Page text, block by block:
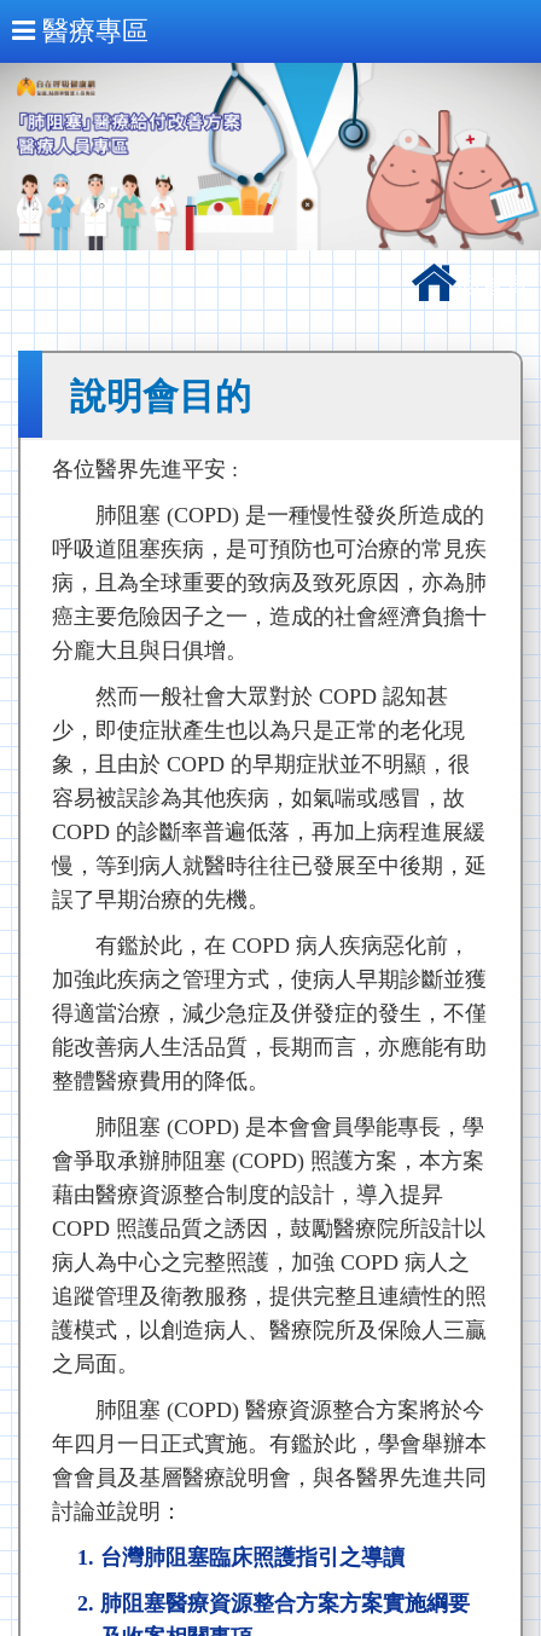
醫療專區
回首頁
說明會目的
各位醫界先進平安 :
肺阻塞 (COPD) 是一種慢性發炎所造成的
呼吸道阻塞疾病，是可預防也可治療的常見疾
病，且為全球重要的致病及致死原因，亦為肺
癌主要危險因子之一，造成的社會經濟負擔十
分龐大且與日俱增。
然而一般社會大眾對於 COPD 認知甚
少，即使症狀產生也以為只是正常的老化現
象，且由於 COPD 的早期症狀並不明顯，很
容易被誤診為其他疾病，如氣喘或感冒，故
COPD 的診斷率普遍低落，再加上病程進展緩
慢，等到病人就醫時往往已發展至中後期，延
誤了早期治療的先機。
有鑑於此，在 COPD 病人疾病惡化前，
加強此疾病之管理方式，使病人早期診斷並獲
得適當治療，減少急症及併發症的發生，不僅
能改善病人生活品質，長期而言，亦應能有助
整體醫療費用的降低。
肺阻塞 (COPD) 是本會會員學能專長，學
會爭取承辦肺阻塞 (COPD) 照護方案，本方案
藉由醫療資源整合制度的設計，導入提昇
COPD 照護品質之誘因，鼓勵醫療院所設計以
病人為中心之完整照護，加強 COPD 病人之
追蹤管理及衛教服務，提供完整且連續性的照
護模式，以創造病人、醫療院所及保險人三贏
之局面。
肺阻塞 (COPD) 醫療資源整合方案將於今
年四月一日正式實施。有鑑於此，學會舉辦本
會會員及基層醫療說明會，與各醫界先進共同
討論並說明：
台灣肺阻塞臨床照護指引之導讀
肺阻塞醫療資源整合方案方案實施綱要